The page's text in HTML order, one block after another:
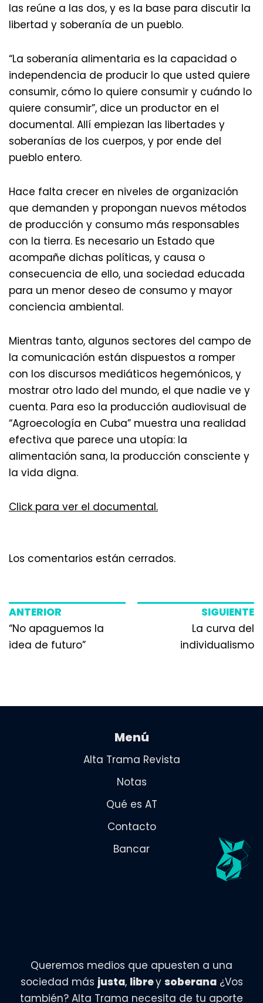
las reúne a las dos, y es la base para discutir la
libertad y soberanía de un pueblo.
“La soberanía alimentaria es la capacidad o
independencia de producir lo que usted quiere
consumir, cómo lo quiere consumir y cuándo lo
quiere consumir”, dice un productor en el
documental. Allí empiezan las libertades y
soberanías de los cuerpos, y por ende del
pueblo entero.
Hace falta crecer en niveles de organización
que demanden y propongan nuevos métodos
de producción y consumo más responsables
con la tierra. Es necesario un Estado que
acompañe dichas políticas, y causa o
consecuencia de ello, una sociedad educada
para un menor deseo de consumo y mayor
conciencia ambiental.
Mientras tanto, algunos sectores del campo de
la comunicación están dispuestos a romper
con los discursos mediáticos hegemónicos, y
mostrar otro lado del mundo, el que nadie ve y
cuenta. Para eso la producción audiovisual de
“Agroecología en Cuba” muestra una realidad
efectiva que parece una utopía: la
alimentación sana, la producción consciente y
la vida digna.
Click para ver el documental.
Los comentarios están cerrados.
ANTERIOR
“No apaguemos la
idea de futuro”
SIGUIENTE
La curva del
individualismo
Menú
Alta Trama Revista
Notas
Qué es AT
Contacto
Bancar
Queremos medios que apuesten a una
sociedad más justa, librey soberana¿Vos
también? Alta Trama necesita de tu aporte